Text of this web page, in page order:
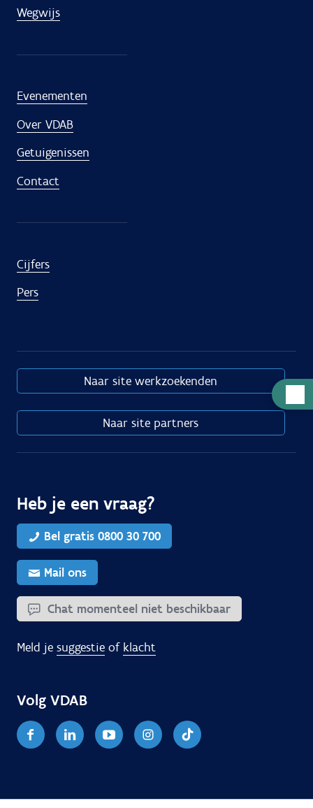
Wegwijs
Evenementen
Over VDAB
Getuigenissen
Contact
Cijfers
Pers
Naar site werkzoekenden
Naar site partners
Heb je een vraag?
Bel gratis 0800 30 700
Mail ons
Chat momenteel niet beschikbaar
Meld je suggestie of klacht
Volg VDAB
FacebookLinkedinYoutubeInstagram